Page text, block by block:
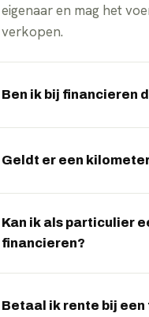
eigenaar en mag het
verkopen.
Ben ik bij financieren
aankoop eigenaar van
Geldt er een
zonder bij te betalen
Kan ik als particulier
financieren?
ondernemers. Wij
Betaal ik rente bij